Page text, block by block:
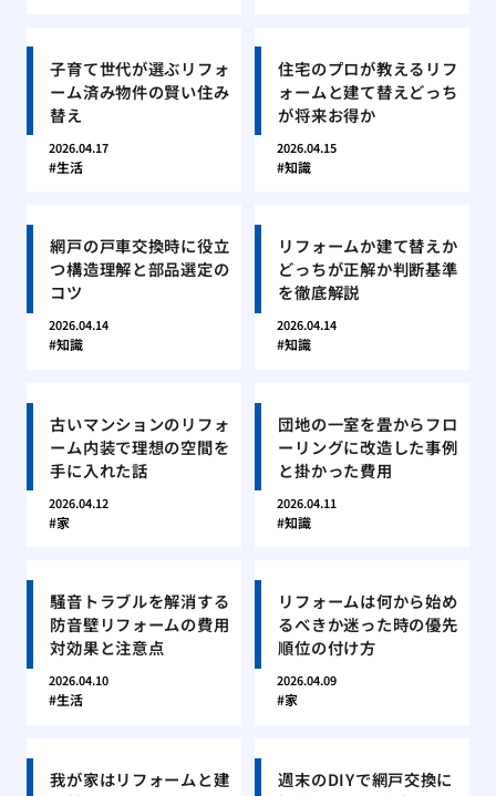
子育て世代が選ぶリフォ
ーム済み物件の賢い住み
替え
2026.04.17
生活
住宅のプロが教えるリフ
ォームと建て替えどっち
が将来お得か
2026.04.15
知識
網戸の戸車交換時に役立
つ構造理解と部品選定の
コツ
2026.04.14
知識
リフォームか建て替えか
どっちが正解か判断基準
を徹底解説
2026.04.14
知識
古いマンションのリフォ
ーム内装で理想の空間を
手に入れた話
2026.04.12
家
団地の一室を畳からフロ
ーリングに改造した事例
と掛かった費用
2026.04.11
知識
騒音トラブルを解消する
防音壁リフォームの費用
対効果と注意点
2026.04.10
生活
リフォームは何から始め
るべきか迷った時の優先
順位の付け方
2026.04.09
家
我が家はリフォームと建
週末のDIYで網戸交換に